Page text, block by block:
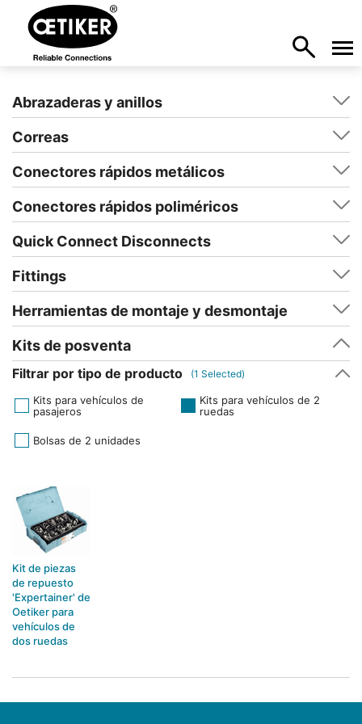
Abrazaderas y anillos
Correas
Conectores rápidos metálicos
Conectores rápidos poliméricos
Quick Connect Disconnects
Fittings
Herramientas de montaje y desmontaje
Kits de posventa
Filtrar por tipo de producto (1 Selected)
Kits para vehículos de
pasajeros
Kits para vehículos de 2
ruedas
Bolsas de 2 unidades
Kit de piezas
de repuesto
'Expertainer' de
Oetiker para
vehículos de
dos ruedas